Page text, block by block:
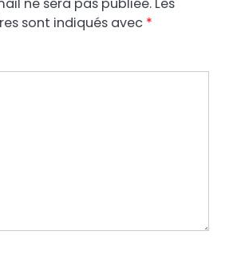
sont indiqués avec *